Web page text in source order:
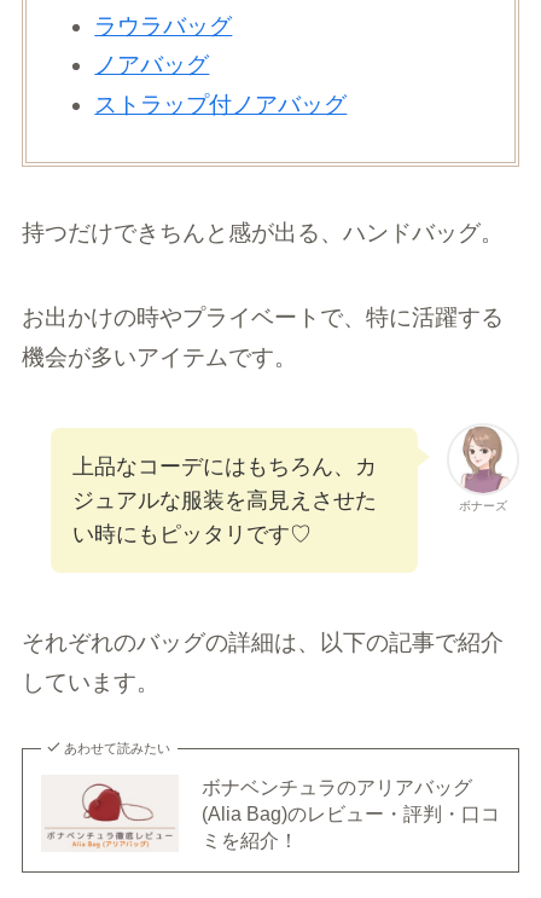
ラウラバッグ
ノアバッグ
ストラップ付ノアバッグ
持つだけできちんと感が出る、ハンドバッグ。
お出かけの時やプライベートで、特に活躍する
機会が多いアイテムです。
ボナーズ
上品なコーデにはもちろん、カ
ジュアルな服装を高見えさせた
い時にもピッタリです♡
それぞれのバッグの詳細は、以下の記事で紹介
しています。
あわせて読みたい
ボナベンチュラのアリアバッグ
(Alia Bag)のレビュー・評判・口コ
ミを紹介！